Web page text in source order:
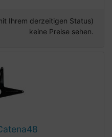
Ihrem derzeitigen Status)
keine Preise sehen.